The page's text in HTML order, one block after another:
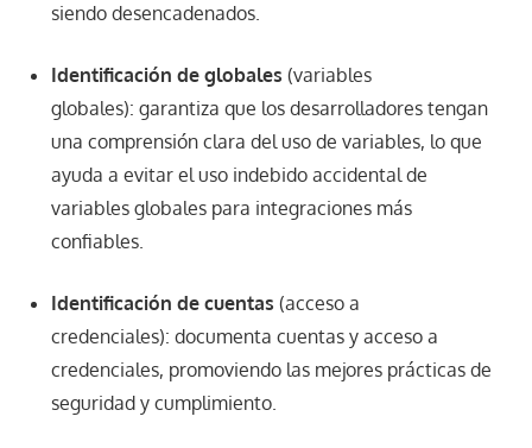
siendo desencadenados.
Identificación de globales (variables
globales): garantiza que los desarrolladores tengan
una comprensión clara del uso de variables, lo que
ayuda a evitar el uso indebido accidental de
variables globales para integraciones más
confiables.
Identificación de cuentas (acceso a
credenciales): documenta cuentas y acceso a
credenciales, promoviendo las mejores prácticas de
seguridad y cumplimiento.